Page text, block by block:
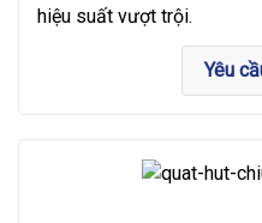
hiệu suất vượt trội.
Yêu